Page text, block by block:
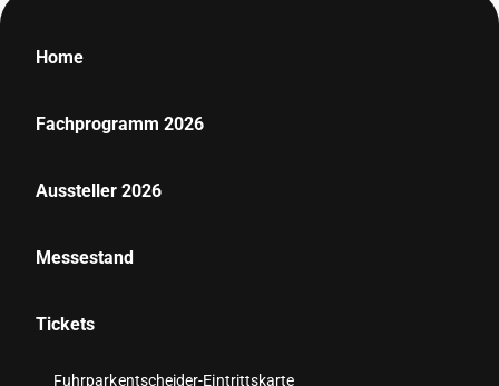
Home
Fachprogramm 2026
Aussteller 2026
Messestand
Tickets
Fuhrparkentscheider-Eintrittskarte